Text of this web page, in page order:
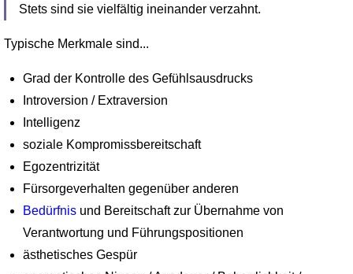
Stets sind sie vielfältig ineinander verzahnt.
Typische Merkmale sind...
Grad der Kontrolle des Gefühlsausdrucks
Introversion / Extraversion
Intelligenz
soziale Kompromissbereitschaft
Egozentrizität
Fürsorgeverhalten gegenüber anderen
Bedürfnisund Bereitschaft zur Übernahme von
Verantwortung und Führungspositionen
ästhetisches Gespür